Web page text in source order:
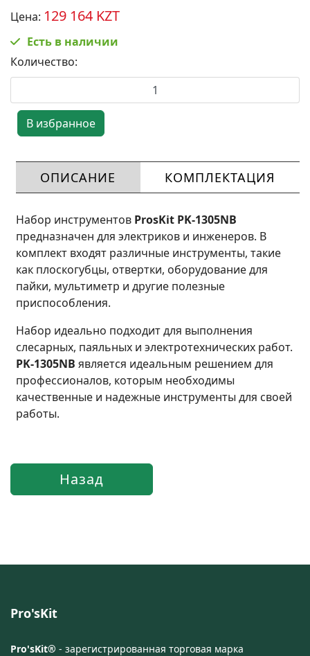
Цена: 129 164 KZT
Есть в наличии
Количество:
ОПИСАНИЕ КОМПЛЕКТАЦИЯ
Набор инструментов ProsKit PK-1305NB
предназначен для электриков и инженеров. В
комплект входят различные инструменты, такие
как плоскогубцы, отвертки, оборудование для
пайки, мультиметр и другие полезные
приспособления.
Набор идеально подходит для выполнения
слесарных, паяльных и электротехнических работ.
PK-1305NB является идеальным решением для
профессионалов, которым необходимы
качественные и надежные инструменты для своей
работы.
Pro'sKit
Pro'sKit® - зарегистрированная торговая марка